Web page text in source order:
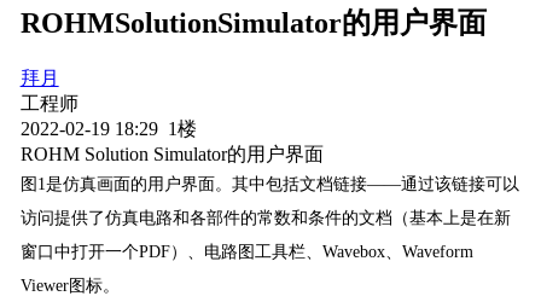
ROHMSolutionSimulator的用户界面
拜月
工程师
2022-02-19 18:29 1楼
ROHM Solution Simulator的用户界面
图1是仿真画面的用户界面。其中包括文档链接——通过该链接可以
访问提供了仿真电路和各部件的常数和条件的文档（基本上是在新
窗口中打开一个PDF）、电路图工具栏、Wavebox、Waveform
Viewer图标。